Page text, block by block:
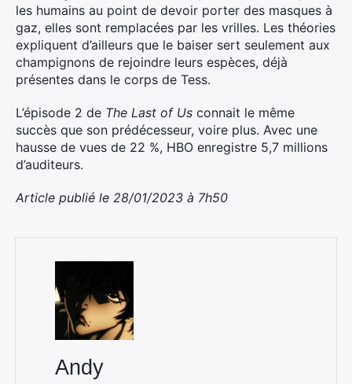
les humains au point de devoir porter des masques à
gaz, elles sont remplacées par les vrilles. Les théories
expliquent d’ailleurs que le baiser sert seulement aux
champignons de rejoindre leurs espèces, déjà
présentes dans le corps de Tess.
L’épisode 2 de The Last of Us connait le même
succès que son prédécesseur, voire plus. Avec une
hausse de vues de 22 %, HBO enregistre 5,7 millions
d’auditeurs.
Article publié le 28/01/2023 à 7h50
Andy